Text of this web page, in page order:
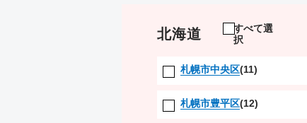
北海道
すべて選
択
札幌市中央区(11)
札幌市豊平区(12)